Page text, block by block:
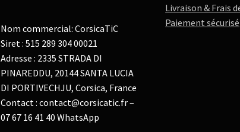
Nom commercial: CorsicaTiC
Siret : 515 289 304 00021
Adresse : 2335 STRADA DI
PINAREDDU, 20144 SANTA LUCIA
DI PORTIVECHJU, Corsica, France
Contact : contact@corsicatic.fr –
07 67 16 41 40 WhatsApp
Livraison & Frais
Paiement sécurisé